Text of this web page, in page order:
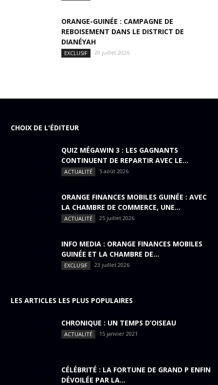
ORANGE-GUINÉE : CAMPAGNE DE
REBOISEMENT DANS LE DISTRICT DE
DIANÉYAH
EXCLUSIF 20 juillet 2026
CHOIX DE L'ÉDITEUR
QUIZ MÉGAWIN 3 : LES GAGNANTS
CONTINUENT DE REPARTIR AVEC LE...
ACTUALITÉ 5 août 2026
ORANGE FINANCES MOBILES GUINÉE : AVEC
LA CHAMBRE DE COMMERCE, UNE...
ACTUALITÉ 25 juillet 2026
INFO MEDIA : ORANGE FINANCES MOBILES
GUINÉE ET LA CHAMBRE DE...
EXCLUSIF 23 juillet 2026
LES ARTICLES LES PLUS POPULAIRES
CHRONIQUE : UN TEMPS D’OISEAU
ACTUALITÉ 15 janvier 2021
CÉLÉBRITÉ : LA FORTUNE DE GRAND P ENFIN
DÉVOILÉE PAR LA...